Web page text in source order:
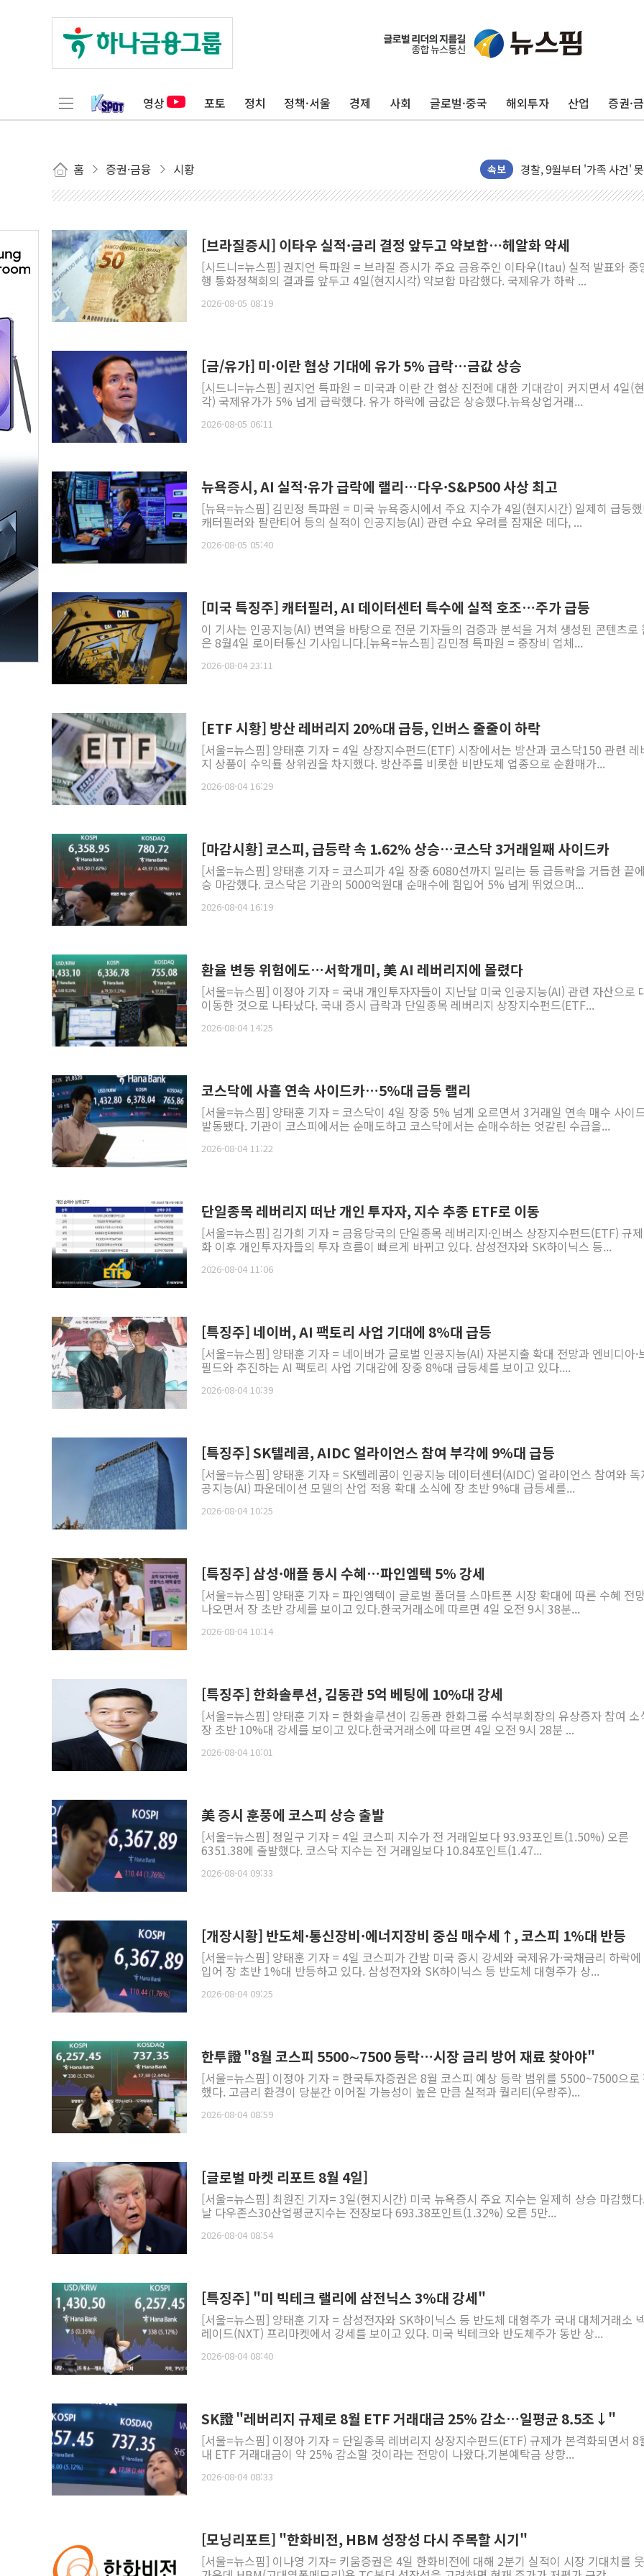
영상 포토 정치 정책·서울 경제 사회 글로벌·중국 해외투자 산업 증권·
홈 증권·금융 시황 속보
'찜통더위'에 전력수요 역
후티 반군, 예멘 정부군과
경찰, 9월부터 '가족 사건'
포스코홀딩스, 포스코인터
"文정부 악몽 재현 안돼"...
신세계사이먼 '대구 프리미
프롬바이오, 10일 거래 재
NH농협생명, 농작업 중
아바코, 2분기 매출 120억원
교보생명, '교보K-맞춤건
벼랑 끝 선 '동전주' 무더기
[브라질증시] 이타우 실적·금리 결정 앞두고 약보합…헤알화 약세
[시드니=뉴스핌] 권지언 특파원 = 브라질 증시가 주요 금융주인 이타우(Itau) 실적 발표와 중
행 통화정책회의 결과를 앞두고 4일(현지시각) 약보합 마감했다. 국제유가 하락 ...
2026-08-05 08:19
[금/유가] 미·이란 협상 기대에 유가 5% 급락…금값 상승
[시드니=뉴스핌] 권지언 특파원 = 미국과 이란 간 협상 진전에 대한 기대감이 커지면서 4일(
각) 국제유가가 5% 넘게 급락했다. 유가 하락에 금값은 상승했다.뉴욕상업거래...
2026-08-05 06:11
뉴욕증시, AI 실적·유가 급락에 랠리…다우·S&P500 사상 최고
[뉴욕=뉴스핌] 김민정 특파원 = 미국 뉴욕증시에서 주요 지수가 4일(현지시간) 일제히 급등
캐터필러와 팔란티어 등의 실적이 인공지능(AI) 관련 수요 우려를 잠재운 데다, ...
2026-08-05 05:40
[미국 특징주] 캐터필러, AI 데이터센터 특수에 실적 호조…주가 급등
이 기사는 인공지능(AI) 번역을 바탕으로 전문 기자들의 검증과 분석을 거쳐 생성된 콘텐츠로
은 8월4일 로이터통신 기사입니다.[뉴욕=뉴스핌] 김민정 특파원 = 중장비 업체...
2026-08-04 23:11
[ETF 시황] 방산 레버리지 20%대 급등, 인버스 줄줄이 하락
[서울=뉴스핌] 양태훈 기자 = 4일 상장지수펀드(ETF) 시장에서는 방산과 코스닥150 관련 레
지 상품이 수익률 상위권을 차지했다. 방산주를 비롯한 비반도체 업종으로 순환매가...
2026-08-04 16:29
[마감시황] 코스피, 급등락 속 1.62% 상승…코스닥 3거래일째 사이드카
[서울=뉴스핌] 양태훈 기자 = 코스피가 4일 장중 6080선까지 밀리는 등 급등락을 거듭한 끝
승 마감했다. 코스닥은 기관의 5000억원대 순매수에 힘입어 5% 넘게 뛰었으며...
2026-08-04 16:19
환율 변동 위험에도…서학개미, 美 AI 레버리지에 몰렸다
[서울=뉴스핌] 이정아 기자 = 국내 개인투자자들이 지난달 미국 인공지능(AI) 관련 자산으로
이동한 것으로 나타났다. 국내 증시 급락과 단일종목 레버리지 상장지수펀드(ETF...
2026-08-04 14:25
코스닥에 사흘 연속 사이드카…5%대 급등 랠리
[서울=뉴스핌] 양태훈 기자 = 코스닥이 4일 장중 5% 넘게 오르면서 3거래일 연속 매수 사이
발동됐다. 기관이 코스피에서는 순매도하고 코스닥에서는 순매수하는 엇갈린 수급을...
2026-08-04 11:22
단일종목 레버리지 떠난 개인 투자자, 지수 추종 ETF로 이동
[서울=뉴스핌] 김가희 기자 = 금융당국의 단일종목 레버리지·인버스 상장지수펀드(ETF) 규
화 이후 개인투자자들의 투자 흐름이 빠르게 바뀌고 있다. 삼성전자와 SK하이닉스 등...
2026-08-04 11:06
[특징주] 네이버, AI 팩토리 사업 기대에 8%대 급등
[서울=뉴스핌] 양태훈 기자 = 네이버가 글로벌 인공지능(AI) 자본지출 확대 전망과 엔비디아·
필드와 추진하는 AI 팩토리 사업 기대감에 장중 8%대 급등세를 보이고 있다....
2026-08-04 10:39
[특징주] SK텔레콤, AIDC 얼라이언스 참여 부각에 9%대 급등
[서울=뉴스핌] 양태훈 기자 = SK텔레콤이 인공지능 데이터센터(AIDC) 얼라이언스 참여와 독
공지능(AI) 파운데이션 모델의 산업 적용 확대 소식에 장 초반 9%대 급등세를...
2026-08-04 10:25
[특징주] 삼성·애플 동시 수혜…파인엠텍 5% 강세
[서울=뉴스핌] 양태훈 기자 = 파인엠텍이 글로벌 폴더블 스마트폰 시장 확대에 따른 수혜 전
나오면서 장 초반 강세를 보이고 있다.한국거래소에 따르면 4일 오전 9시 38분...
2026-08-04 10:14
[특징주] 한화솔루션, 김동관 5억 베팅에 10%대 강세
[서울=뉴스핌] 양태훈 기자 = 한화솔루션이 김동관 한화그룹 수석부회장의 유상증자 참여 소
장 초반 10%대 강세를 보이고 있다.한국거래소에 따르면 4일 오전 9시 28분 ...
2026-08-04 10:01
美 증시 훈풍에 코스피 상승 출발
[서울=뉴스핌] 정일구 기자 = 4일 코스피 지수가 전 거래일보다 93.93포인트(1.50%) 오른
6351.38에 출발했다. 코스닥 지수는 전 거래일보다 10.84포인트(1.47...
2026-08-04 09:33
[개장시황] 반도체·통신장비·에너지장비 중심 매수세↑, 코스피 1%대 반등
[서울=뉴스핌] 양태훈 기자 = 4일 코스피가 간밤 미국 증시 강세와 국제유가·국채금리 하락
입어 장 초반 1%대 반등하고 있다. 삼성전자와 SK하이닉스 등 반도체 대형주가 상...
2026-08-04 09:25
한투證 "8월 코스피 5500∼7500 등락…시장 금리 방어 재료 찾아야"
[서울=뉴스핌] 이정아 기자 = 한국투자증권은 8월 코스피 예상 등락 범위를 5500~7500으로
했다. 고금리 환경이 당분간 이어질 가능성이 높은 만큼 실적과 퀄리티(우량주)...
2026-08-04 08:59
[글로벌 마켓 리포트 8월 4일]
[서울=뉴스핌] 최원진 기자= 3일(현지시간) 미국 뉴욕증시 주요 지수는 일제히 상승 마감했
날 다우존스30산업평균지수는 전장보다 693.38포인트(1.32%) 오른 5만...
2026-08-04 08:54
[특징주] "미 빅테크 랠리에 삼전닉스 3%대 강세"
[서울=뉴스핌] 양태훈 기자 = 삼성전자와 SK하이닉스 등 반도체 대형주가 국내 대체거래소
레이드(NXT) 프리마켓에서 강세를 보이고 있다. 미국 빅테크와 반도체주가 동반 상...
2026-08-04 08:40
SK證 "레버리지 규제로 8월 ETF 거래대금 25% 감소…일평균 8.5조↓"
[서울=뉴스핌] 이정아 기자 = 단일종목 레버리지 상장지수펀드(ETF) 규제가 본격화되면서 8
내 ETF 거래대금이 약 25% 감소할 것이라는 전망이 나왔다.기본예탁금 상향...
2026-08-04 08:33
[모닝리포트] "한화비전, HBM 성장성 다시 주목할 시기"
[서울=뉴스핌] 이나영 기자= 키움증권은 4일 한화비전에 대해 2분기 실적이 시장 기대치를